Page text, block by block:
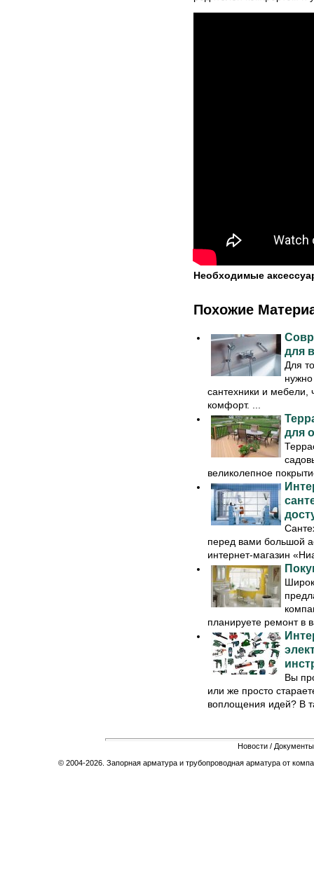
Необходимые
Похожие
для
Для
сантехники и мебели,
комфорт. ...
для
великолепное
перед вами большой
интернет-магазин
планируете ремонт в
Вы
или же просто
воплощения идей? В
Новости / Документы
© 2004-2026. Запорная арматура и трубопроводная арматура от